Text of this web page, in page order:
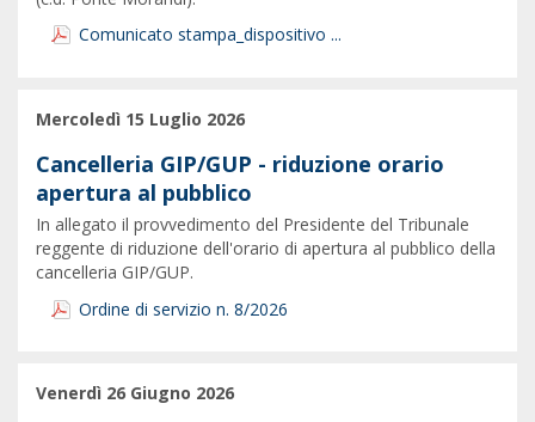
Comunicato stampa_dispositivo ...
Mercoledì 15 Luglio 2026
Cancelleria GIP/GUP - riduzione orario
apertura al pubblico
In allegato il provvedimento del Presidente del Tribunale
reggente di riduzione dell'orario di apertura al pubblico della
cancelleria GIP/GUP.
Ordine di servizio n. 8/2026
Venerdì 26 Giugno 2026